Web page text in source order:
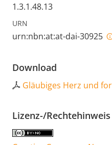
1.3.1.48.13
URN
urn:nbn:at:at-dai-30925
Download
Gläubiges Herz und
Lizenz-/Rechtehinweis